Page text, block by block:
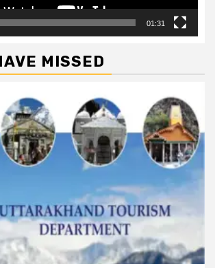
01:31
MISSED